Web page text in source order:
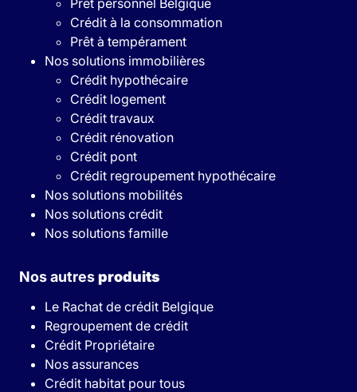
Crédit à la consommation
Prêt à tempérament
Nos solutions immobilières
Crédit hypothécaire
Crédit logement
Crédit travaux
Crédit rénovation
Crédit pont
Crédit regroupement hypothécaire
Nos solutions mobilités
Nos solutions crédit
Nos solutions famille
Nos autresproduits
Le Rachat de crédit Belgique
Regroupement de crédit
Crédit Propriétaire
Nos assurances
Crédit habitat pour tous